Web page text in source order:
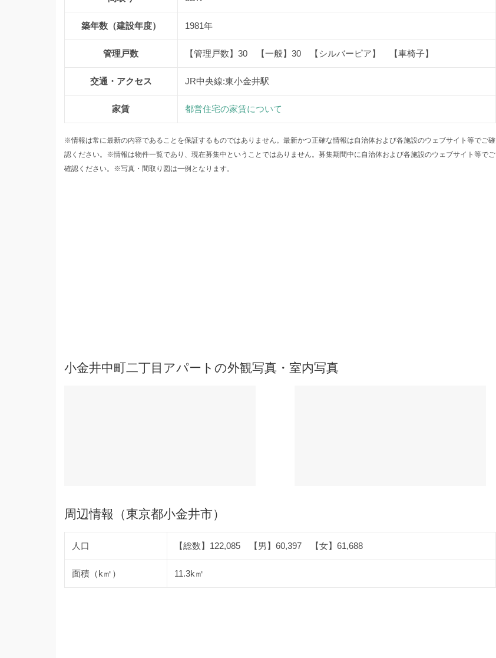
築年数（建設年度） 1981年
管理戸数 【管理戸数】30 【一般】30 【シルバーピア】 【車椅子】
交通・アクセス JR中央線:東小金井駅
家賃 都営住宅の家賃について
※情報は常に最新の内容であることを保証するものではありません。最新かつ正確な情報は自治体および各施設のウェブサイト等でご確
認ください。※情報は物件一覧であり、現在募集中ということではありません。募集期間中に自治体および各施設のウェブサイト等でご
確認ください。※写真・間取り図は一例となります。
小金井中町二丁目アパートの外観写真・室内写真
周辺情報（東京都小金井市）
人口 【総数】122,085 【男】60,397 【女】61,688
面積（k㎡） 11.3k㎡